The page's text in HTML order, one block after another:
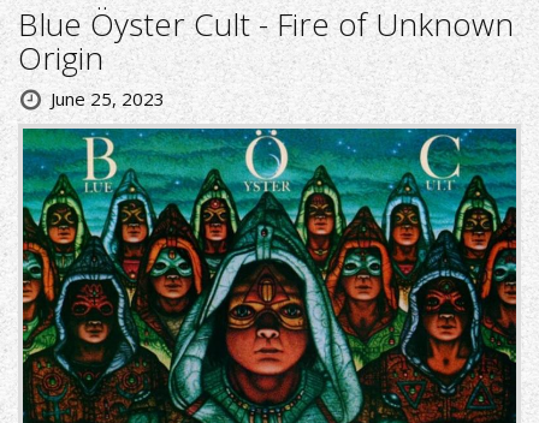
Blue Öyster Cult - Fire of Unknown
Origin
June 25, 2023